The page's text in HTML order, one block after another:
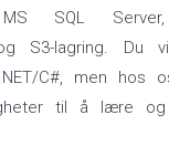
MS SQL Server,
S3-lagring. Du
C#, men hos
til å lære